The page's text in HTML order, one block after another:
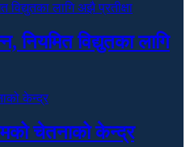
नियमित विद्युतका लागि
चेतनाको केन्द्र